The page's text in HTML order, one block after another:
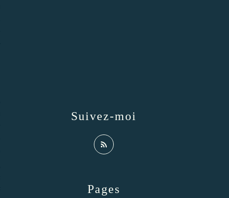
Pages
Suivez-moi